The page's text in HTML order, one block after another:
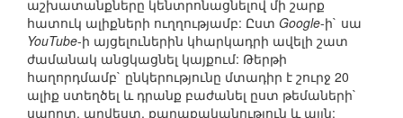
աշխատանքները կենտրոնացնելով մի շարք
հատուկ ալիքների ուղղությամբ: Ըստ Google-ի` սա
YouTube-ի այցելուներին կհարկադրի ավելի շատ
ժամանակ անցկացնել կայքում: Թերթի
հաղորդմամբ` ընկերությունը մտադիր է շուրջ 20
ալիք ստեղծել և դրանք բաժանել ըստ թեմաների`
սպորտ, արվեստ, քաղաքականություն և այլն: